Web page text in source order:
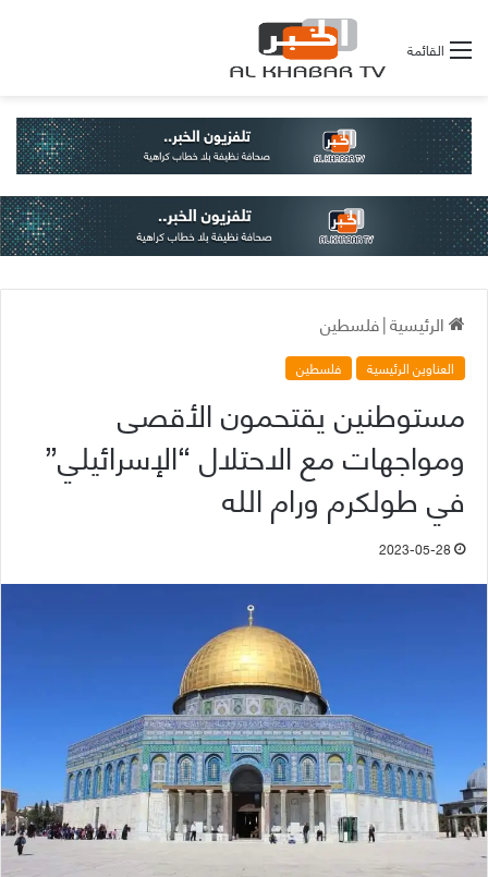
القائمة
الرئيسية|فلسطين
العناوين الرئيسية فلسطين
مستوطنين يقتحمون الأقصى
ومواجهات مع الاحتلال “الإسرائيلي”
في طولكرم ورام الله
2023-05-28